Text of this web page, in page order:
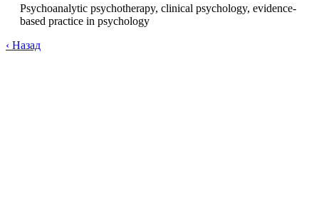
Psychoanalytic psychotherapy, clinical psychology, evidence-
based practice in psychology
‹ Назад